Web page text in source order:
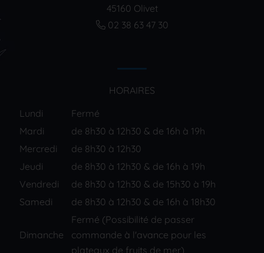
45160 Olivet
02 38 63 47 30
HORAIRES
Lundi
Fermé
Mardi
de 8h30 à 12h30 & de 16h à 19h
Mercredi
de 8h30 à 12h30
Jeudi
de 8h30 à 12h30 & de 16h à 19h
Vendredi
de 8h30 à 12h30 & de 15h30 à 19h
Samedi
de 8h30 à 12h30 & de 16h à 18h30
Dimanche
Fermé (Possibilité de passer
commande à l'avance pour les
plateaux de fruits de mer)